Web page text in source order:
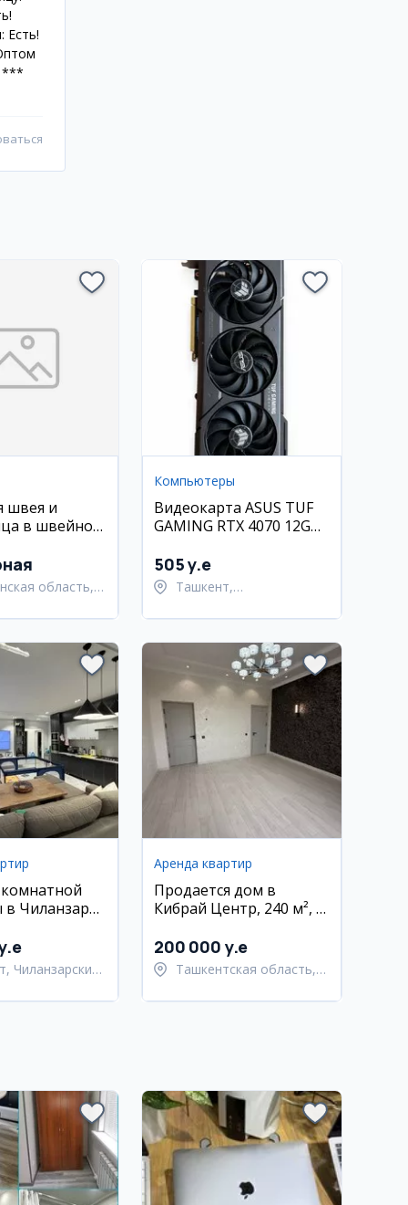
Есть!
***
швея и
в швейное
область,
Компьютеры
Видеокарта ASUS TUF
GAMING RTX 4070 12GB
505 y.e
Ташкент,
в Чиланзаре
Чиланзарский
Аренда квартир
Продается дом в
Кибрай Центр, 240 м², 5
200 000 y.e
Ташкентская область,